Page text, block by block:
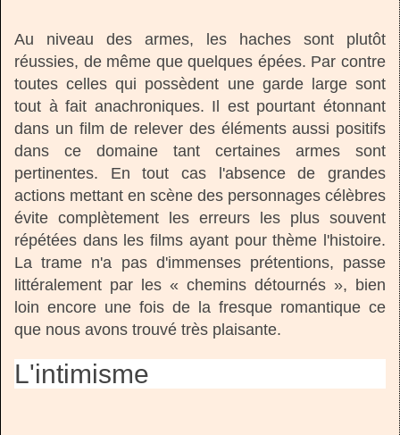
Au niveau des armes, les haches sont plutôt
réussies, de même que quelques épées. Par contre
toutes celles qui possèdent une garde large sont
tout à fait anachroniques. Il est pourtant étonnant
dans un film de relever des éléments aussi positifs
dans ce domaine tant certaines armes sont
pertinentes. En tout cas l'absence de grandes
actions mettant en scène des personnages célèbres
évite complètement les erreurs les plus souvent
répétées dans les films ayant pour thème l'histoire.
La trame n'a pas d'immenses prétentions, passe
littéralement par les « chemins détournés », bien
loin encore une fois de la fresque romantique ce
que nous avons trouvé très plaisante.
L'intimisme